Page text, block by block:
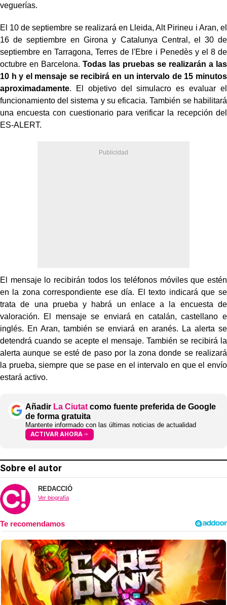
veguerías.
El 10 de septiembre se realizará en Lleida, Alt Pirineu i Aran, el
16 de septiembre en Girona y Catalunya Central, el 30 de
septiembre en Tarragona, Terres de l'Ebre i Penedès y el 8 de
octubre en Barcelona. Todas las pruebas se realizarán a las
10 h y el mensaje se recibirá en un intervalo de 15 minutos
aproximadamente. El objetivo del simulacro es evaluar el
funcionamiento del sistema y su eficacia. También se habilitará
una encuesta con cuestionario para verificar la recepción del
ES-ALERT.
El mensaje lo recibirán todos los teléfonos móviles que estén
en la zona correspondiente ese día. El texto indicará que se
trata de una prueba y habrá un enlace a la encuesta de
valoración. El mensaje se enviará en catalán, castellano e
inglés. En Aran, también se enviará en aranés. La alerta se
detendrá cuando se acepte el mensaje. También se recibirá la
alerta aunque se esté de paso por la zona donde se realizará
la prueba, siempre que se pase en el intervalo en que el envío
estará activo.
Añadir La Ciutat como fuente preferida de Google
de forma gratuita
Mantente informado con las últimas noticias de actualidad
ACTIVAR AHORA
Sobre el autor
REDACCIÓ
Ver biografía